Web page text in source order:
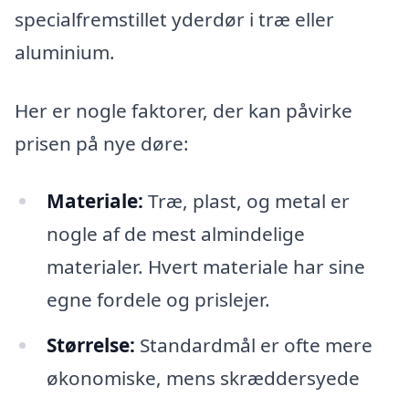
specialfremstillet yderdør i træ eller
aluminium.
Her er nogle faktorer, der kan påvirke
prisen på nye døre:
Materiale: Træ, plast, og metal er
nogle af de mest almindelige
materialer. Hvert materiale har sine
egne fordele og prislejer.
Størrelse: Standardmål er ofte mere
økonomiske, mens skræddersyede